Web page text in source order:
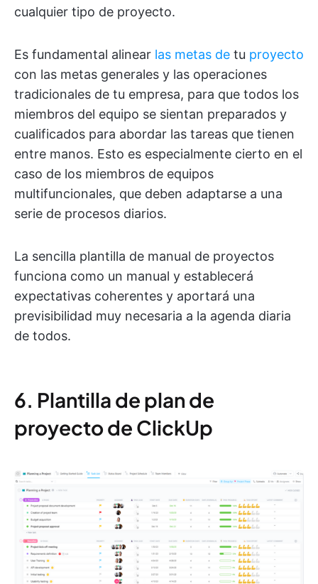
cualquier tipo de proyecto.
Es fundamental alinear las metas de tu proyecto
con las metas generales y las operaciones
tradicionales de tu empresa, para que todos los
miembros del equipo se sientan preparados y
cualificados para abordar las tareas que tienen
entre manos. Esto es especialmente cierto en el
caso de los miembros de equipos
multifuncionales, que deben adaptarse a una
serie de procesos diarios.
La sencilla plantilla de manual de proyectos
funciona como un manual y establecerá
expectativas coherentes y aportará una
previsibilidad muy necesaria a la agenda diaria
de todos.
6. Plantilla de plan de
proyecto de ClickUp